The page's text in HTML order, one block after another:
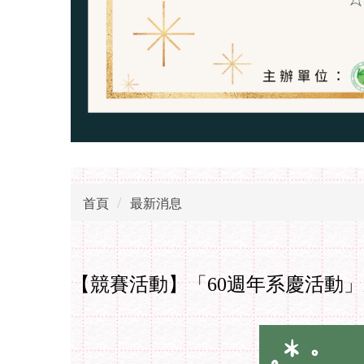
首頁 最新消息
【競賽活動】「60週年系慶活動